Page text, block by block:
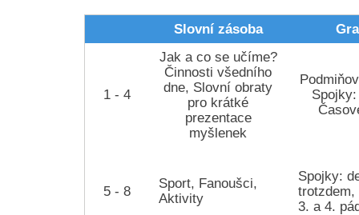
Slovní zásoba
1 - 4
Jak a co se učíme?
Činnosti všedního
dne, Slovní obraty
pro krátké
prezentace
myšlenek
5 - 8
Sport, Fanoušci,
Aktivity
Spojky:
trotzdem,
3. a 4.